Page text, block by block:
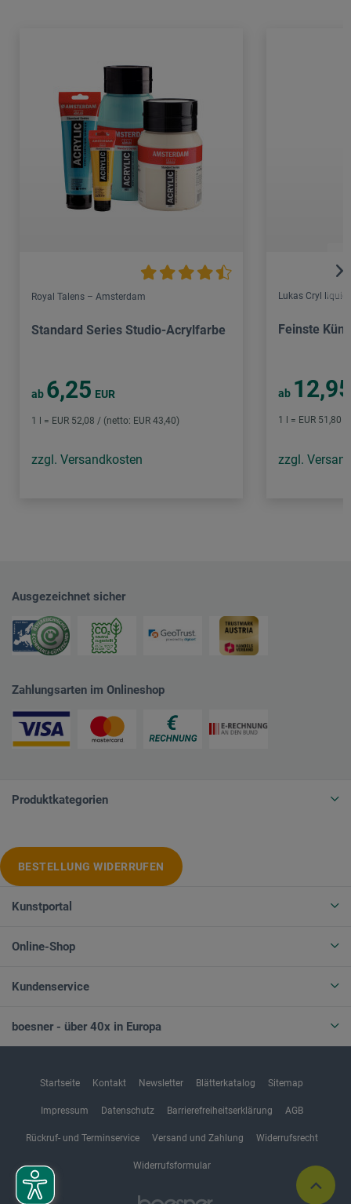
Royal Talens – Amsterdam
Standard Series Studio-Acrylfarbe
ab 6,25 EUR
1 l = EUR 52,08 / (netto: EUR 43,40)
zzgl. Versandkosten
Lukas Cryl liquid
Feinste
ab 12,95
1 l = EUR 51,80
zzgl.
Ausgezeichnet sicher
Zahlungsarten im Onlineshop
Produktkategorien
BESTELLUNG WIDERRUFEN
Kunstportal
Online-Shop
Kundenservice
boesner - über 40x in Europa
Startseite Kontakt Newsletter Blätterkatalog Sitemap
Impressum Datenschutz Barrierefreiheitserklärung AGB
Rückruf- und Terminservice Versand und Zahlung Widerrufsrecht
Widerrufsformular